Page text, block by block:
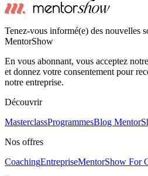
Tenez-vous informé(e) des nouvelles
MentorShow
En vous abonnant, vous acceptez
et donnez votre consentement pour
notre entreprise.
Découvrir
MasterclassProgrammesBlog
Nos offres
CoachingEntrepriseMentorShow For